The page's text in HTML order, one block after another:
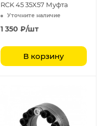
RCK 45 35X57 Муфта
Уточните наличие
1 350 ₽/шт
В корзину